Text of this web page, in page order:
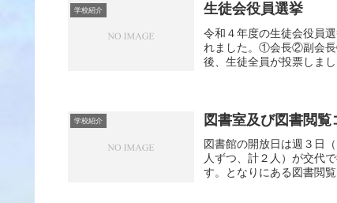
学校紹介 生徒会役員選挙
令和４年度の生徒会役員
れました。①会長②副会長
後、生徒全員が投票しま
学校紹介 図書室及び図書閲覧
図書館の開放日は週３日
人ずつ、計２人）が交代
す。となりにある図書閲